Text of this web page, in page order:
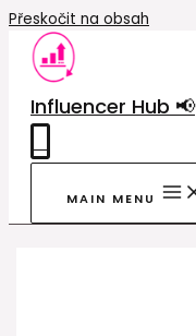
Přeskočit na obsah
Influencer Hub 📢
MAIN MENU